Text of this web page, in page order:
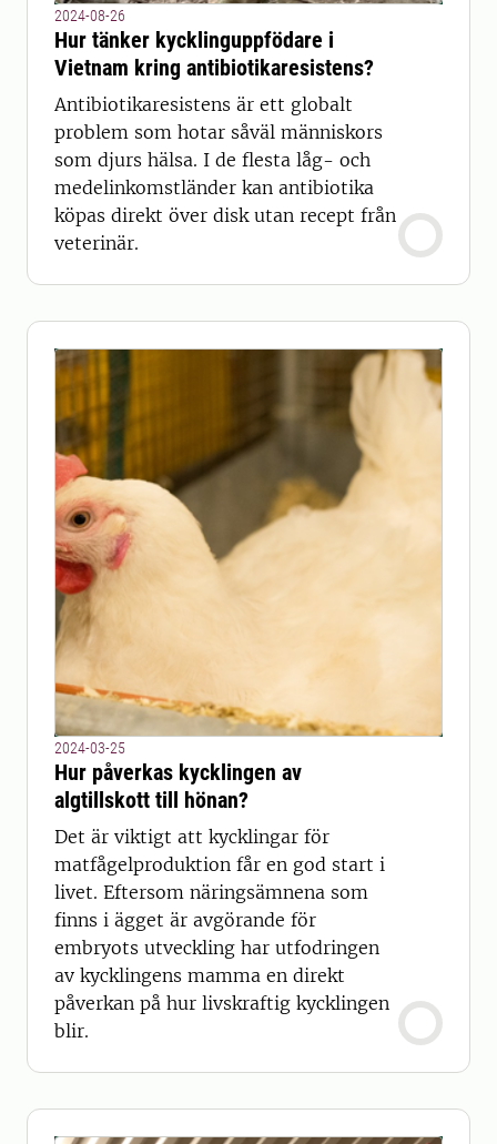
2024-08-26
Hur tänker kycklinguppfödare i
Vietnam kring antibiotikaresistens?
Antibiotikaresistens är ett globalt
problem som hotar såväl människors
som djurs hälsa. I de flesta låg- och
medelinkomstländer kan antibiotika
köpas direkt över disk utan recept från
veterinär.
2024-03-25
Hur påverkas kycklingen av
algtillskott till hönan?
Det är viktigt att kycklingar för
matfågelproduktion får en god start i
livet. Eftersom näringsämnena som
finns i ägget är avgörande för
embryots utveckling har utfodringen
av kycklingens mamma en direkt
påverkan på hur livskraftig kycklingen
blir.